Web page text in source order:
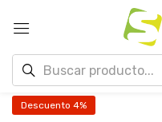
Descuento 4%